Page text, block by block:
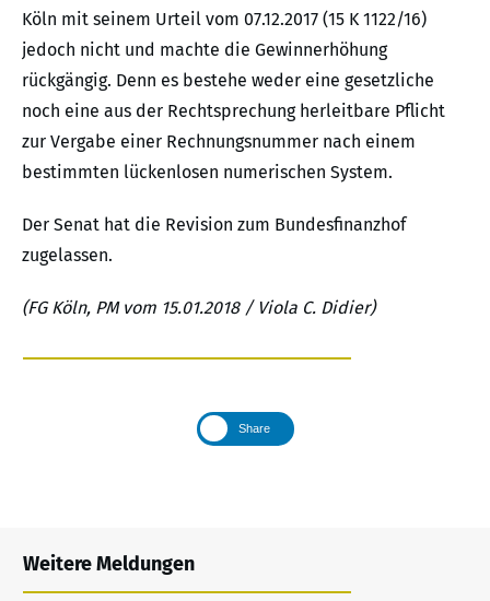
Köln mit seinem Urteil vom 07.12.2017 (15 K 1122/16)
jedoch nicht und machte die Gewinnerhöhung
rückgängig. Denn es bestehe weder eine gesetzliche
noch eine aus der Rechtsprechung herleitbare Pflicht
zur Vergabe einer Rechnungsnummer nach einem
bestimmten lückenlosen numerischen System.
Der Senat hat die Revision zum Bundesfinanzhof
zugelassen.
(FG Köln, PM vom 15.01.2018 / Viola C. Didier)
Share
Weitere Meldungen